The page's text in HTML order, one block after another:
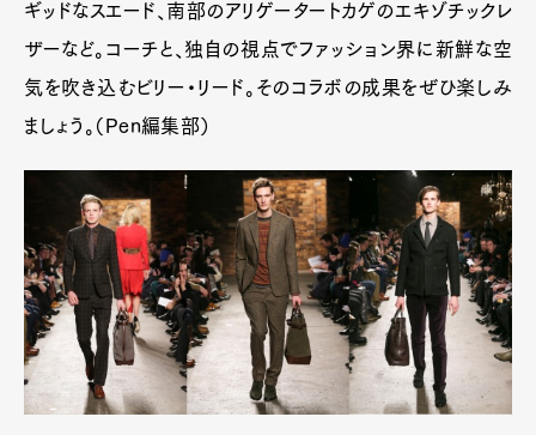
ギッドなスエード、南部のアリゲータートカゲのエキゾチックレ
ザーなど。コーチと、独自の視点でファッション界に新鮮な空
気を吹き込むビリー・リード。そのコラボの成果をぜひ楽しみ
ましょう。（Pen編集部）